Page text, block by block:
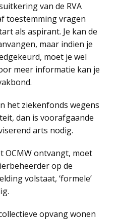
van de RVA
toestemming vragen
als aspirant. Je kan de
maar indien je
moet je wel
meer informatie kan je
het ziekenfonds wegens
dan is voorafgaande
arts nodig.
OCMW ontvangt, moet
op de
volstaat, ‘formele’
opvang wonen